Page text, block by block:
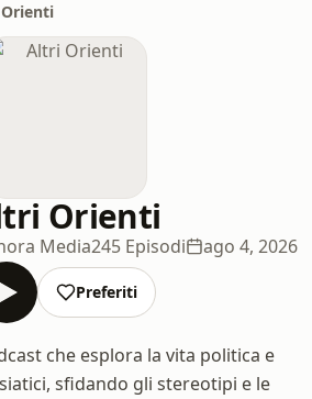
Orienti
Media245 Episodi ago 4, 2026
Preferiti
che esplora la vita politica e
sfidando gli stereotipi e le